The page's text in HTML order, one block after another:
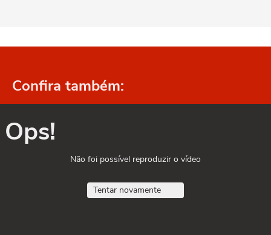
Confira também:
Ops!
Não foi possível reproduzir o vídeo
Tentar novamente